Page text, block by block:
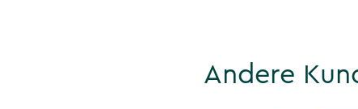
Andere